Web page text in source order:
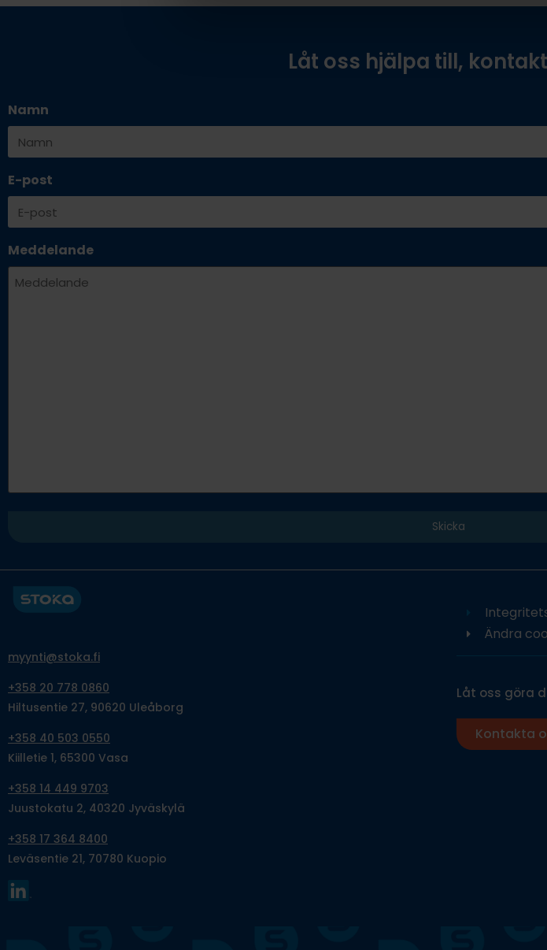
Låt oss hjälpa till,
Namn
E-post
Meddelande
myynti@stoka.fi
+358 20 778 0860
Hiltusentie 27, 90620 Uleåborg
+358 40 503 0550
Kiilletie 1, 65300 Vasa
+358 14 449 9703
Juustokatu 2, 40320 Jyväskylä
+358 17 364 8400
Leväsentie 21, 70780 Kuopio
Ändra
Låt oss göra
Kontakta